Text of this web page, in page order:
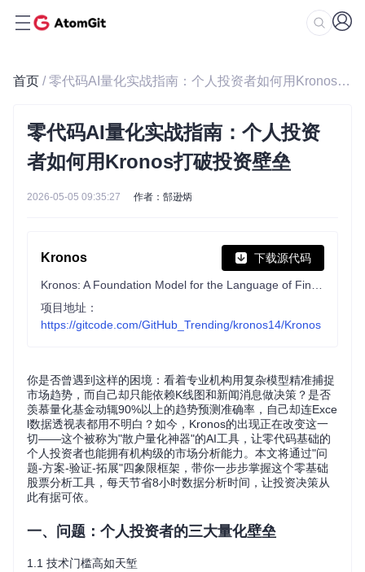
首页 / 零代码AI量化实战指南：个人投资者如何用Kronos打破投资壁垒
零代码AI量化实战指南：个人投资
者如何用Kronos打破投资壁垒
2026-05-05 09:35:27 作者：郜逊炳
Kronos 下载源代码
项目地址：
https://gitcode.com/GitHub_Trending/kronos14/Kronos
你是否曾遇到这样的困境：看着专业机构用复杂模型精准捕捉
市场趋势，而自己却只能依赖K线图和新闻消息做决策？是否
羡慕量化基金动辄90%以上的趋势预测准确率，自己却连Exce
l数据透视表都用不明白？如今，Kronos的出现正在改变这一
切——这个被称为"散户量化神器"的AI工具，让零代码基础的
个人投资者也能拥有机构级的市场分析能力。本文将通过"问
题-方案-验证-拓展"四象限框架，带你一步步掌握这个零基础
股票分析工具，每天节省8小时数据分析时间，让投资决策从
此有据可依。
一、问题：个人投资者的三大量化壁垒
1.1 技术门槛高如天堑